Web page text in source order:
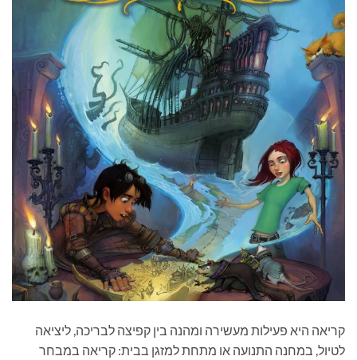
קריאה היא פעילות מעשירה ומהנה בין קפיצה לבריכה, ליציאה
לטיול, במחנה התנועה או מתחת למזגן בבית: קריאה במבחר